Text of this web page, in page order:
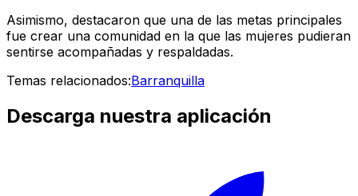
Asimismo, destacaron que una de las metas principales
fue crear una comunidad en la que las mujeres pudieran
sentirse acompañadas y respaldadas.
Temas relacionados:Barranquilla
Descarga nuestra aplicación